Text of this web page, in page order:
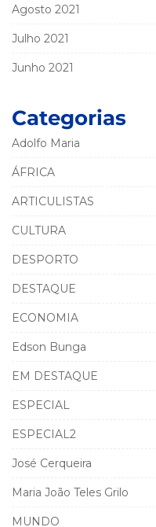
Agosto 2021
Julho 2021
Junho 2021
Categorias
Adolfo Maria
ÁFRICA
ARTICULISTAS
CULTURA
DESPORTO
DESTAQUE
ECONOMIA
Edson Bunga
EM DESTAQUE
ESPECIAL
ESPECIAL2
José Cerqueira
Maria João Teles Grilo
MUNDO